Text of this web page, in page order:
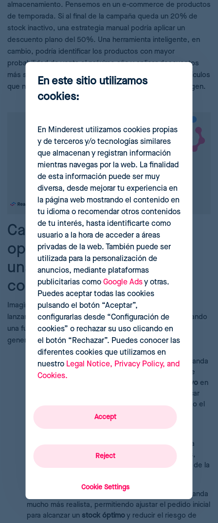
almacenamiento. Pensemos en un e-commerce de productos
de temporada. Si al final de la campaña queda un 20% de
stock inactivo, una estrategia manual podría aplicar un
descuento plano del 50%. Una herramienta inteligente, en
cambio, podría identificar los productos con mayor
probabilidad de venta el próximo año y aplicar descuentos
más suaves, mientras liquida agresivamente solo los artículos
que no volverán a ser tendencia, protegiendo así el margen.
Caso de uso práctico:
optimización de stock de
una marca de electrónica
con Reactev
Imagina un retailer de electrónica que se prepara para el
lanzamiento de un nuevo modelo de auriculares. Anticipando
una fuerte demanda, realiza un pedido inicial elevado,
generando un alto stock estacional.
El problema:Sin una previsión precisa, si la demanda
real es inferior a la esperada, hasta un 70% de ese
stock inactivo en
tan solo tres meses. Esto forzaría al retailer a aplicar
descuentos agresivos para liquidarlo, canibalizando el
margen de beneficio del producto estrella.
módulo deDemand Forecastingde Reactev podría
analizar datos históricos de lanzamientos similares,
tendencias del mercado y la elasticidad del precio de la
La plataforma podría predecir una curva de demanda
mucho más realista, permitiendo ajustar el pedido inicial
para alcanzar un stock óptimoy reducir el riesgo de
En este sitio utilizamos
cookies:
En Minderest utilizamos cookies propias
y de terceros y/o tecnologías similares
que almacenan y registran información
mientras navegas por la web. La finalidad
de esta información puede ser muy
diversa, desde mejorar tu experiencia en
la página web mostrando el contenido en
tu idioma o recomendar otros contenidos
de tu interés, hasta identificarte como
usuario a la hora de acceder a áreas
privadas de la web. También puede ser
utilizada para la personalización de
anuncios, mediante plataformas
publicitarias como Google Adsy otras.
Puedes aceptar todas las cookies
pulsando el botón “Aceptar”,
configurarlas desde “Configuración de
cookies” o rechazar su uso clicando en
el botón “Rechazar”. Puedes conocer las
diferentes cookies que utilizamos en
nuestro Legal Notice, Privacy Policy, and
Cookies.
Reject
Accept
Cookie Settings